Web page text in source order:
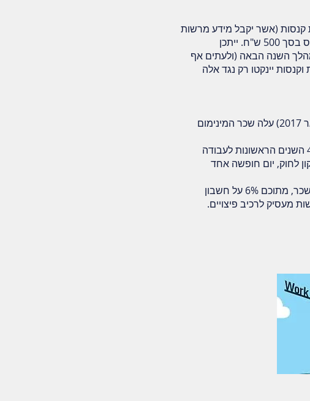
(אשר יקבל מידע מרשות
המסים) ויהיה עליו להפקיד את הסכום החסר בתוך 90 יום. אי הפקדה בתוך 90 יום תביא לקנס בסך 500 ש"ח. ייתכן
השנה הבאה (ולעתים אף
יינקטו רק נגד אלה
החל ממשכורת ינואר 2017 (ששולמה בראשית פברואר 2017) עלה שכר המינימום
החוק מוסיף 2 ימי חופשה שנתית לעובד בכל אחת מ-4 השנים הראשונות לעבודה
ותק של 5 שנות עבודה). לפי התיקון לחוק, יום חופשה אחד
החל ממשכורת ינואר 2017, שיעור ההפרשות הוא 18.5% מהשכר, מתוכם 6% על חשבון